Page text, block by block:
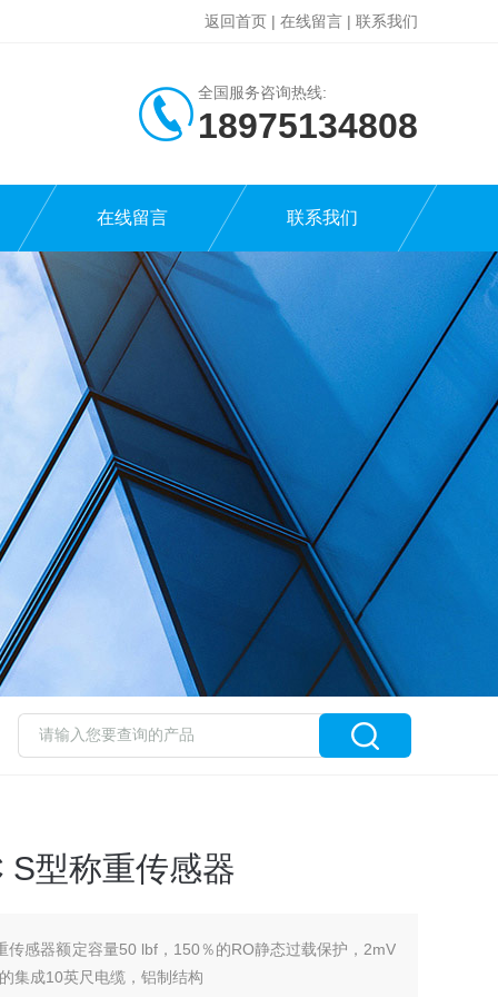
返回首页 | 在线留言 | 联系我们
全国服务咨询热线:
18975134808
在线留言 联系我们
型称重传感器
传感器额定容量50 lbf，150％的RO静态过载保护，2mV
集成10英尺电缆，铝制结构